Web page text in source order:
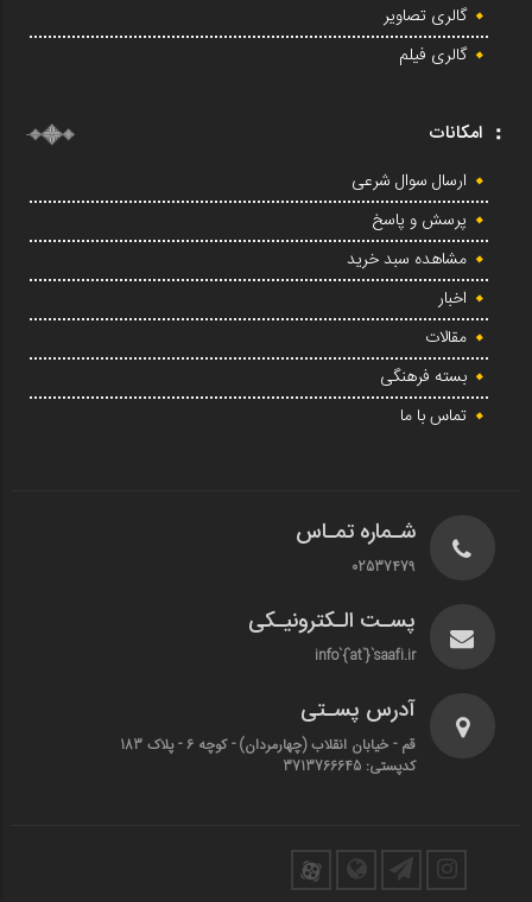
گالری تصاویر
گالری فیلم
امکانات
ارسال سوال شرعی
پرسش و پاسخ
مشاهده سبد خرید
اخبار
مقالات
بسته فرهنگی
تماس با ما
شـماره تمـاس
02537479
پسـت الـکترونیـکی
info`{`at`}`saafi.ir
آدرس پسـتی
قم - خیابان انقلاب (چهارمردان)‌ - کوچه 6 - پلاک 183
کدپستی: 3713766645